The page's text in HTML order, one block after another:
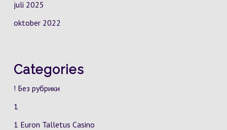
juli 2025
oktober 2022
Categories
! Без рубрики
1
1 Euron Talletus Casino